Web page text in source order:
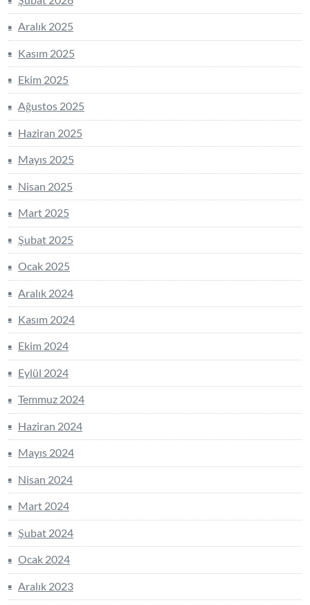
Aralık 2025
Kasım 2025
Ekim 2025
Ağustos 2025
Haziran 2025
Mayıs 2025
Nisan 2025
Mart 2025
Şubat 2025
Ocak 2025
Aralık 2024
Kasım 2024
Ekim 2024
Eylül 2024
Temmuz 2024
Haziran 2024
Mayıs 2024
Nisan 2024
Mart 2024
Şubat 2024
Ocak 2024
Aralık 2023